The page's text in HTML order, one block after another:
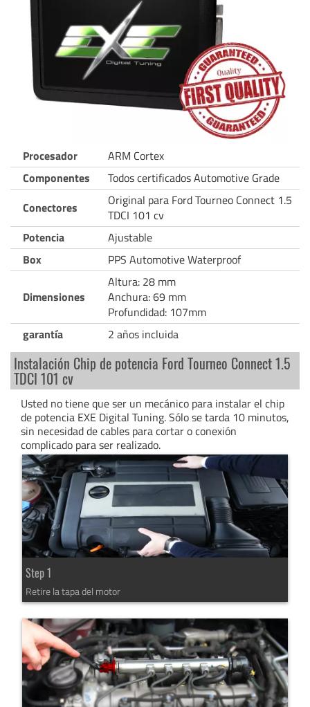
Procesador
ARM Cortex
Componentes
Todos certificados Automotive Grade
Conectores
Original para Ford Tourneo Connect 1.5
TDCI 101 cv
Potencia
Ajustable
Box
PPS Automotive Waterproof
Dimensiones
Altura: 28 mm
Anchura: 69 mm
Profundidad: 107mm
garantía
2 años incluida
Instalación Chip de potencia Ford Tourneo Connect 1.5
TDCI 101 cv
Usted no tiene que ser un mecánico para instalar el chip
de potencia EXE Digital Tuning. Sólo se tarda 10 minutos,
sin necesidad de cables para cortar o conexión
complicado para ser realizado.
Step 1
Retire la tapa del motor